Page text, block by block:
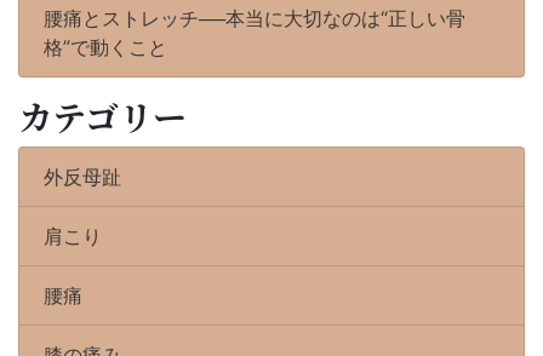
腰痛とストレッチ──本当に大切なのは“正しい骨
格”で動くこと
カテゴリー
外反母趾
肩こり
腰痛